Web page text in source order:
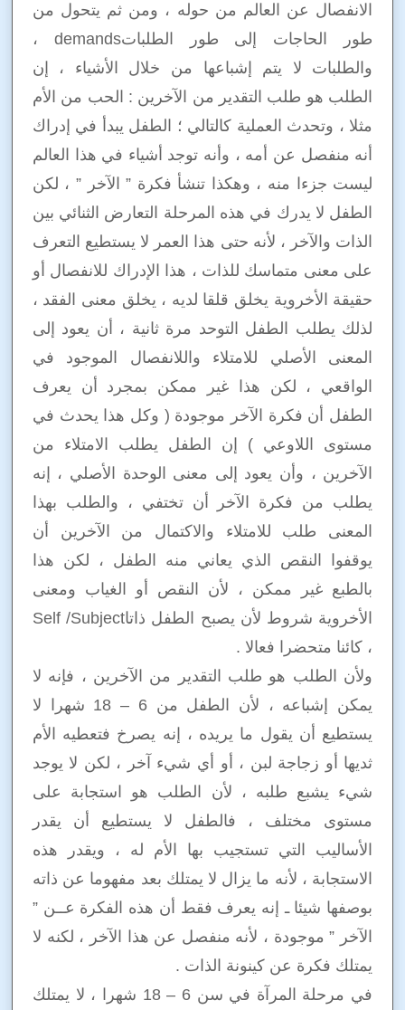
الانفصال عن العالم من حوله ، ومن ثم يتحول من
طور الحاجات إلى طور الطلباتdemands ،
والطلبات لا يتم إشباعها من خلال الأشياء ، إن
الطلب هو طلب التقدير من الآخرين : الحب من الأم
مثلا ، وتحدث العملية كالتالي ؛ الطفل يبدأ في إدراك
أنه منفصل عن أمه ، وأنه توجد أشياء في هذا العالم
ليست جزءا منه ، وهكذا تنشأ فكرة ” الآخر ” ، لكن
الطفل لا يدرك في هذه المرحلة التعارض الثنائي بين
الذات والآخر ، لأنه حتى هذا العمر لا يستطيع التعرف
على معنى متماسك للذات ، هذا الإدراك للانفصال أو
حقيقة الأخروية يخلق قلقا لديه ، يخلق معنى الفقد ،
لذلك يطلب الطفل التوحد مرة ثانية ، أن يعود إلى
المعنى الأصلي للامتلاء واللانفصال الموجود في
الواقعي ، لكن هذا غير ممكن بمجرد أن يعرف
الطفل أن فكرة الآخر موجودة ( وكل هذا يحدث في
مستوى اللاوعي ) إن الطفل يطلب الامتلاء من
الآخرين ، وأن يعود إلى معنى الوحدة الأصلي ، إنه
يطلب من فكرة الآخر أن تختفي ، والطلب بهذا
المعنى طلب للامتلاء والاكتمال من الآخرين أن
يوقفوا النقص الذي يعاني منه الطفل ، لكن هذا
بالطبع غير ممكن ، لأن النقص أو الغياب ومعنى
الأخروية شروط لأن يصبح الطفل ذاتاSelf /Subject
، كائنا متحضرا فعالا .
ولأن الطلب هو طلب التقدير من الآخرين ، فإنه لا
يمكن إشباعه ، لأن الطفل من 6 – 18 شهرا لا
يستطيع أن يقول ما يريده ، إنه يصرخ فتعطيه الأم
ثديها أو زجاجة لبن ، أو أي شيء آخر ، لكن لا يوجد
شيء يشبع طلبه ، لأن الطلب هو استجابة على
مستوى مختلف ، فالطفل لا يستطيع أن يقدر
الأساليب التي تستجيب بها الأم له ، ويقدر هذه
الاستجابة ، لأنه ما يزال لا يمتلك بعد مفهوما عن ذاته
بوصفها شيئا ـ إنه يعرف فقط أن هذه الفكرة عــن ”
الآخر ” موجودة ، لأنه منفصل عن هذا الآخر ، لكنه لا
يمتلك فكرة عن كينونة الذات .
في مرحلة المرآة في سن 6 – 18 شهرا ، لا يمتلك